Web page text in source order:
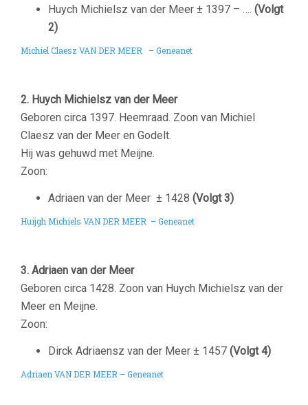
Huych Michielsz van der Meer ± 1397 – …. (Volgt
2)
Michiel Claesz VAN DER MEER – Geneanet
2. Huych Michielsz van der Meer
Geboren circa 1397. Heemraad. Zoon van Michiel
Claesz van der Meer en Godelt.
Hij was gehuwd met Meijne.
Zoon:
Adriaen van der Meer ± 1428 (Volgt 3)
Huijgh Michiels VAN DER MEER – Geneanet
3. Adriaen van der Meer
Geboren circa 1428. Zoon van Huych Michielsz van der
Meer en Meijne.
Zoon:
Dirck Adriaensz van der Meer ± 1457 (Volgt 4)
Adriaen VAN DER MEER – Geneanet